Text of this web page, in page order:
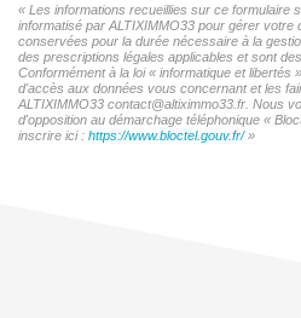
« Les informations recueillies sur ce formulaire
informatisé par ALTIXIMMO33 pour gérer votre
conservées pour la durée nécessaire à la
des prescriptions légales applicables et sont
Conformément à la loi « informatique et
d'accès aux données vous concernant et les
ALTIXIMMO33 contact@altiximmo33.fr. Nous
d'opposition au démarchage téléphonique «
inscrire ici : https://www.bloctel.gouv.fr/»